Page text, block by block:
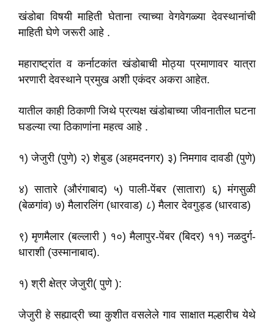
खंडोबा विषयी माहिती घेताना त्याच्या वेगवेगळ्या देवस्थानांची
माहिती घेणे जरूरी आहे .
महाराष्ट्रांत व कर्नाटकांत खंडोबाची मोठ्या प्रमाणावर यात्रा
भरणारी देवस्थाने प्रमुख अशी एकंदर अकरा आहेत.
यातील काही ठिकाणी जिथे प्रत्यक्ष खंडोबाच्या जीवनातील घटना
घडल्या त्या ठिकाणांना महत्व आहे .
१) जेजुरी (पुणे) २) शेबुड (अहमदनगर) ३) निमगाव दावडी (पुणे)
४) सातारे (औरंगाबाद) ५) पाली-पेंबर (सातारा) ६) मंगसुळी
(बेळगांव) ७) मैलारलिंग (धारवाड) ८) मैलार देवगुड्ड (धारवाड)
९) मृणमैलार (बल्लारी ) १०) मैलापुर-पेंबर (बिदर) ११) नळदुर्ग-
धाराशी (उस्मानाबाद).
१) श्री क्षेत्र जेजुरी( पुणे ):
जेजुरी हे सह्याद्री च्या कुशीत वसलेले गाव साक्षात मल्हारीच येथे